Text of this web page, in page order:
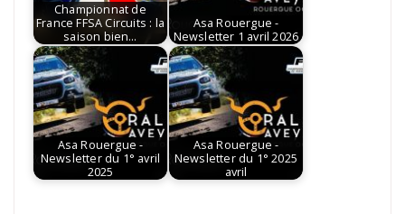
Championnat de
France FFSA Circuits : la
saison bien…
Asa Rouergue -
Newsletter 1 avril 2026
Asa Rouergue -
Newsletter du 1° avril
2025
Asa Rouergue -
Newsletter du 1° 2025
avril